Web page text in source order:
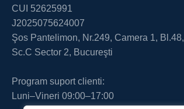
CUI 52625991
J2025075624007
Şos Pantelimon, Nr.249, Camera 1, Bl.48,
Sc.C Sector 2, Bucureşti
Program suport clienti:
Luni–Vineri 09:00–17:00